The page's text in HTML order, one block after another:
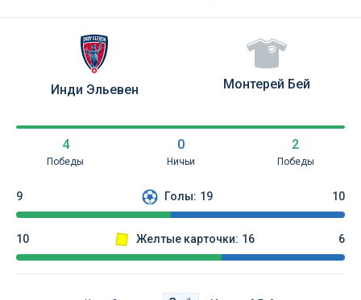
Инди Эльевен
4
Победы
0
Ничьи
2
Победы
Монтерей Бей
9 Голы: 19 10
10 Желтые карточки: 16 6